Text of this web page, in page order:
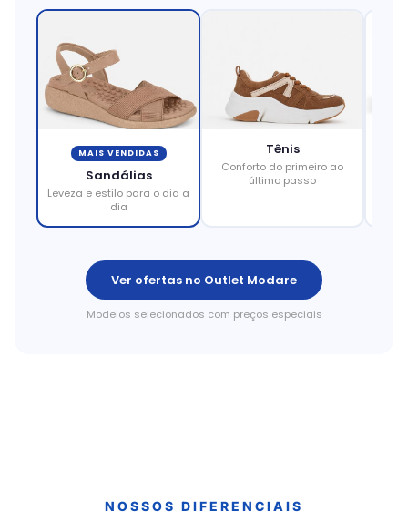
MAIS VENDIDAS
Sandálias
Leveza e estilo para o dia a
dia
Tênis
Conforto do primeiro ao
último passo
Ver ofertas no Outlet Modare
Modelos selecionados com preços especiais
NOSSOS DIFERENCIAIS